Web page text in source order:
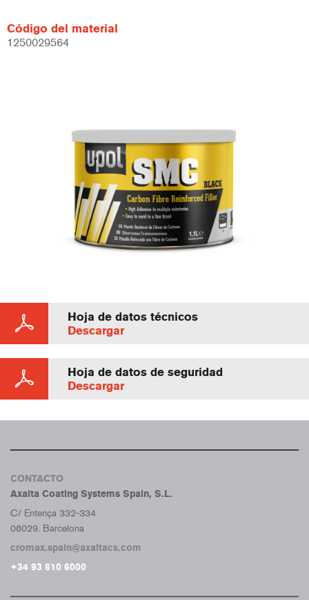
Código del material
1250029564
Hoja de datos técnicos
Descargar
Hoja de datos de seguridad
Descargar
CONTACTO
Axalta Coating Systems Spain, S.L.
C/ Entença 332-334
08029. Barcelona
cromax.spain@axaltacs.com
+34 93 610 6000